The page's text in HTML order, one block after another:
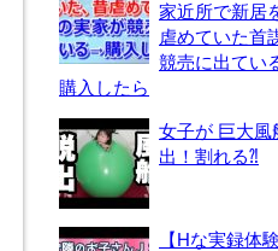
家近所で新居
虐めていた首
競売に出てい
購入したら
女子が 巨大風
出！割れる⁈
【Hな実録体